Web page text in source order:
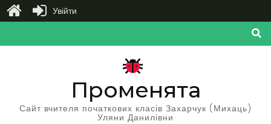
до
Променята
Сайт вчителя початкових класів Захарчук (Михаць)
Уляни Данилівни
Увійти